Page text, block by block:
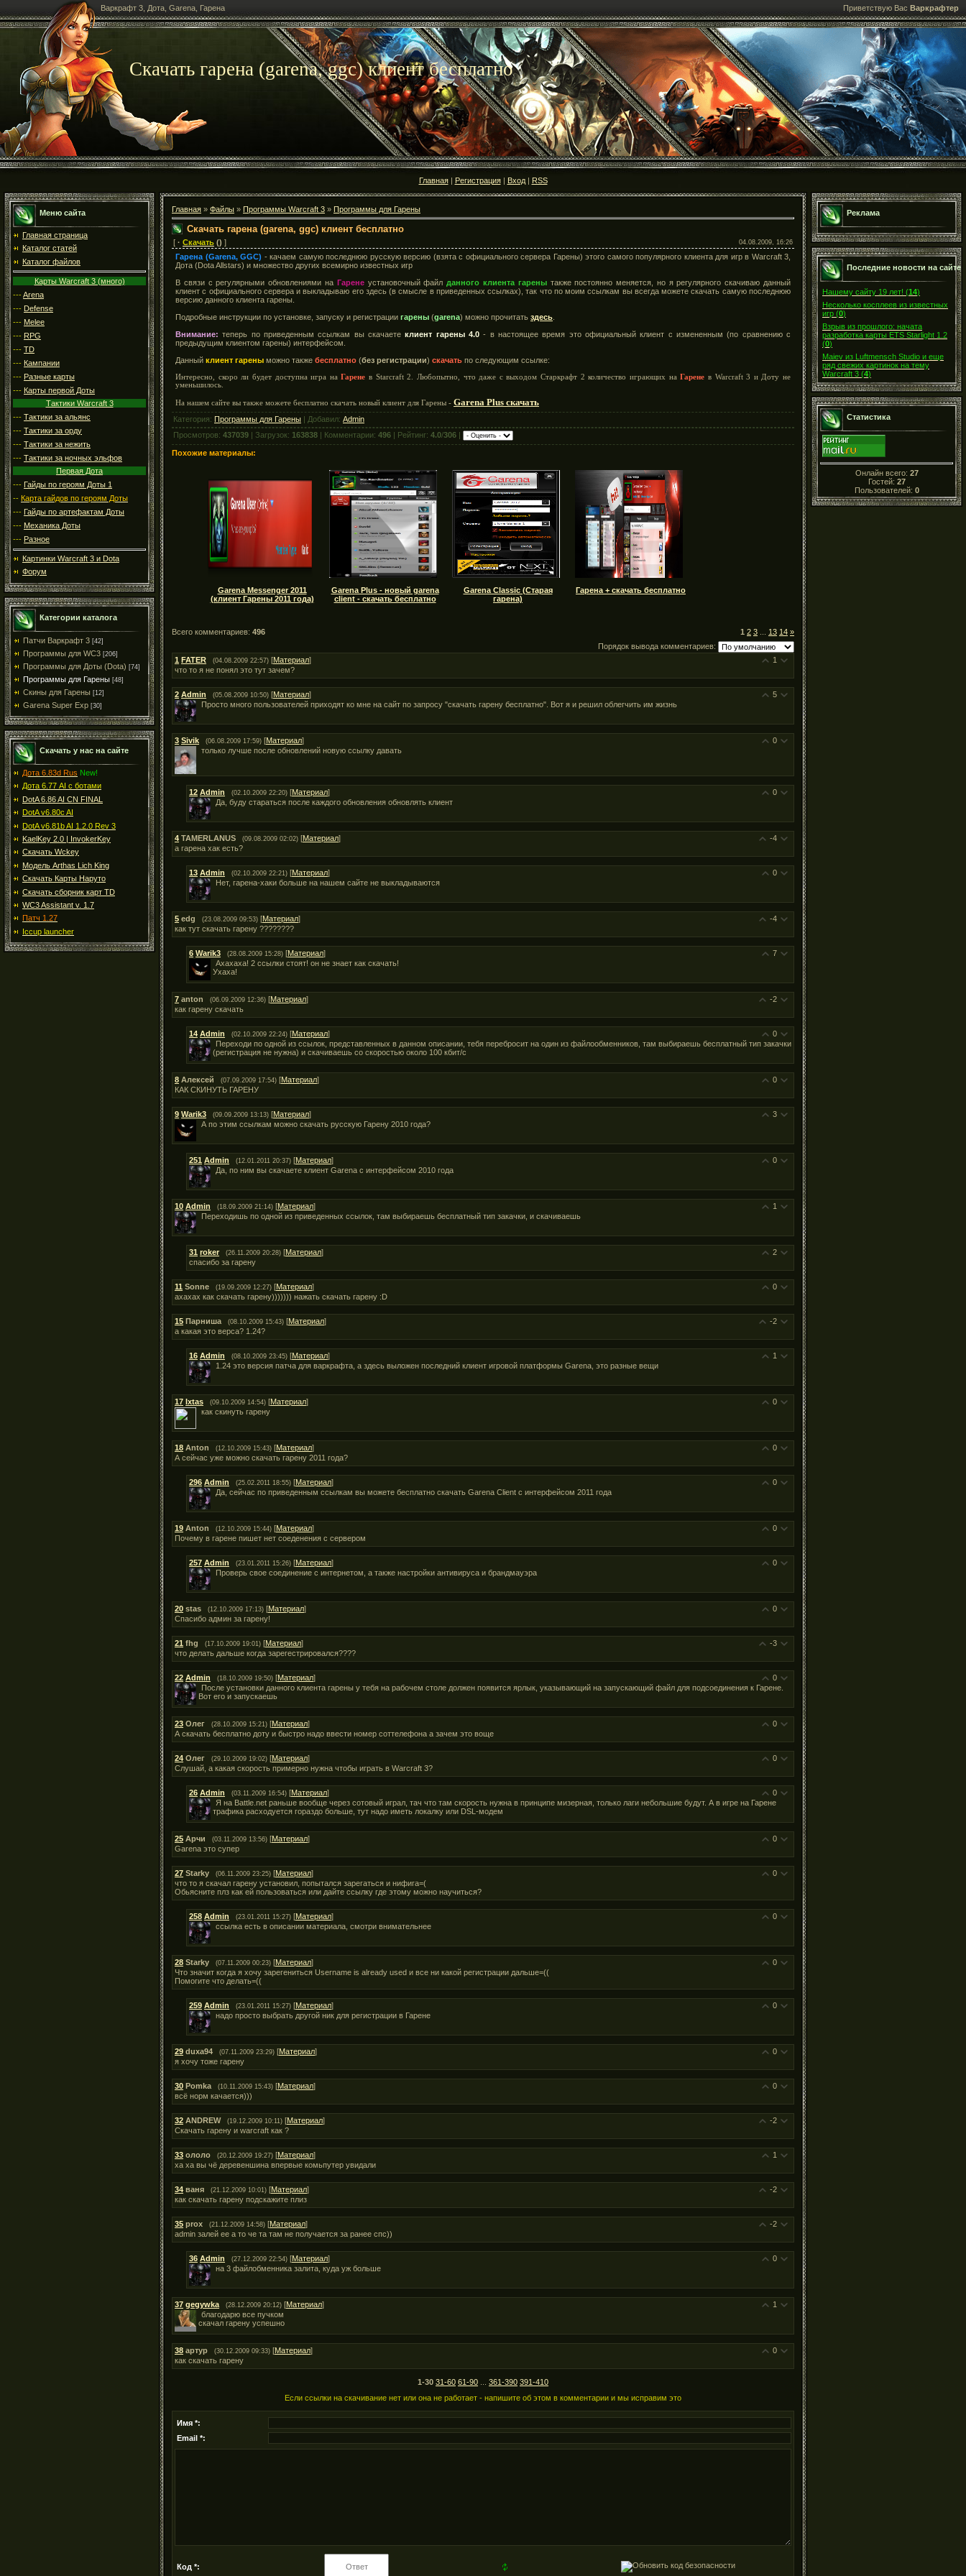
Варкрафт 3, Дота, Garena, Гарена Приветствую Вас Варкрафтер
Скачать гарена (garena, ggc) клиент бесплатно
Главная| Регистрация| Вход| RSS
Меню сайта
Главная страница
Каталог статей
Каталог файлов
Карты Warcraft 3 (много)
---Arena
--- Defense
--- Melee
--- RPG
--- TD
--- Кампании
--- Разные карты
--- Карты первой Доты
Тактики Warcraft 3
--- Тактики за альянс
--- Тактики за орду
--- Тактики за нежить
--- Тактики за ночных эльфов
Первая Дота
--- Гайды по героям Доты 1
-- Карта гайдов по героям Доты
--- Гайды по артефактам Доты
--- Механика Доты
--- Разное
Картинки Warcraft 3 и Dota
Форум
Категории каталога
Патчи Варкрафт 3 [42]
Программы для WC3 [206]
Программы для Доты (Dota) [74]
Программы для Гарены [48]
Скины для Гарены [12]
Garena Super Exp [30]
Скачать у нас на сайте
Дота 6.83d Rus New!
Дота 6.77 AI с ботами
DotA 6.86 AI CN FINAL
DotA v6.80c AI
DotA v6.81b AI 1.2.0 Rev 3
KaelKey 2.0 | InvokerKey
Скачать Wckey
Модель Arthas Lich King
Скачать Карты Наруто
Скачать сборник карт TD
WC3 Assistant v. 1.7
Патч 1.27
Iccup launcher
Главная » Файлы » Программы Warcraft 3 » Программы для Гарены
Скачать гарена (garena, ggc) клиент бесплатно
[ · Скачать () ] 04.08.2009, 16:26
Гарена (Garena, GGC) - качаем самую последнюю русскую версию (взята с официального сервера Гарены) этого самого популярного клиента для игр в Warcraft 3,
Дота (Dota Allstars) и множество других всемирно известных игр
В связи с регулярными обновлениями на Гаренеустановочный файл данного клиента гарены также постоянно меняется, но я регулярного скачиваю данный
клиент с официального сервера и выкладываю его здесь (в смысле в приведенных ссылках), так что по моим ссылкам вы всегда можете скачать самую последнюю
версию данного клиента гарены.
Подробные инструкции по установке, запуску и регистрации гарены (garena) можно прочитать здесь
Внимание: теперь по приведенным ссылкам вы скачаетеклиент гарены 4.0 - в настоящее время это официальный клиент с измененным (по сравнению с
предыдущим клиентом гарены) интерфейсом.
Данный клиент гарены можно также бесплатно (без регистрации) скачать по следующим ссылке:
Интересно, скоро ли будет доступна игра наГарене в Starcraft 2. Любопытно, что даже с выходом Старкрафт 2 количество играющих наГарене в Warcraft 3 и Доту не
уменьшилось.
На нашем сайте вы также можете бесплатно скачать новый клиент для Гарены - Garena Plus скачать
Категория: Программы для Гарены | Добавил: Admin
Просмотров: 437039 | Загрузок: 163838 | Комментарии: 496 | Рейтинг: 4.0/306 |
Похожие материалы:
Garena Messenger 2011
(клиент Гарены 2011 года)
Garena Plus - новый garena
client - скачать бесплатно
Garena Classic (Старая
гарена)
Гарена + скачать бесплатно
Всего комментариев: 496 1 2 3 13 14 »
Порядок вывода комментариев:
1
1 FATER (04.08.2009 22:57) [Материал]
что то я не понял это тут зачем?
5
2 Admin (05.08.2009 10:50) [Материал]
Просто много пользователей приходят ко мне на сайт по запросу "скачать гарену бесплатно". Вот я и решил облегчить им жизнь
0
3 Sivik (06.08.2009 17:59) [Материал]
только лучше после обновлений новую ссылку давать
0
12 Admin (02.10.2009 22:20) [Материал]
Да, буду стараться после каждого обновления обновлять клиент
-4
4 TAMERLANUS (09.08.2009 02:02) [Материал]
а гарена хак есть?
0
13 Admin (02.10.2009 22:21) [Материал]
Нет, гарена-хаки больше на нашем сайте не выкладываются
-4
5 edg (23.08.2009 09:53) [Материал]
как тут скачать гарену ????????
7
6 Warik3 (28.08.2009 15:28) [Материал]
Ахахаха! 2 ссылки стоят! он не знает как скачать!
Ухаха!
-2
7 anton (06.09.2009 12:36) [Материал]
как гарену скачать
0
14 Admin (02.10.2009 22:24) [Материал]
Переходи по одной из ссылок, представленных в данном описании, тебя перебросит на один из файлообменников, там выбираешь бесплатный тип закачки
(регистрация не нужна) и скачиваешь со скоростью около 100 кбит/с
0
8 Алексей (07.09.2009 17:54) [Материал]
КАК СКИНУТЬ ГАРЕНУ
3
9 Warik3 (09.09.2009 13:13) [Материал]
А по этим ссылкам можно скачать русскую Гарену 2010 года?
0
251 Admin (12.01.2011 20:37) [Материал]
Да, по ним вы скачаете клиент Garena с интерфейсом 2010 года
1
10 Admin (18.09.2009 21:14) [Материал]
Переходишь по одной из приведенных ссылок, там выбираешь бесплатный тип закачки, и скачиваешь
2
31 roker (26.11.2009 20:28) [Материал]
спасибо за гарену
0
11 Sonne (19.09.2009 12:27) [Материал]
ахахах как скачать гарену))))))) нажать скачать гарену :D
-2
15 Парниша (08.10.2009 15:43) [Материал]
а какая это верса? 1.24?
1
16 Admin (08.10.2009 23:45) [Материал]
1.24 это версия патча для варкрафта, а здесь выложен последний клиент игровой платформы Garena, это разные вещи
0
17 Ixtas (09.10.2009 14:54) [Материал]
как скинуть гарену
0
18 Anton (12.10.2009 15:43) [Материал]
А сейчас уже можно скачать гарену 2011 года?
0
296 Admin (25.02.2011 18:55) [Материал]
Да, сейчас по приведенным ссылкам вы можете бесплатно скачать Garena Client с интерфейсом 2011 года
0
19 Anton (12.10.2009 15:44) [Материал]
Почему в гарене пишет нет соеденения с сервером
0
257 Admin (23.01.2011 15:26) [Материал]
Проверь свое соединение с интернетом, а также настройки антивируса и брандмауэра
0
20 stas (12.10.2009 17:13) [Материал]
Спасибо админ за гарену!
-3
21 fhg (17.10.2009 19:01) [Материал]
что делать дальше когда зарегестрировался????
0
22 Admin (18.10.2009 19:50) [Материал]
После установки данного клиента гарены у тебя на рабочем столе должен появится ярлык, указывающий на запускающий файл для подсоединения к Гарене.
Вот его и запускаешь
0
23 Олег (28.10.2009 15:21) [Материал]
А скачать бесплатно доту и быстро надо ввести номер соттелефона а зачем это воще
0
24 Олег (29.10.2009 19:02) [Материал]
Слушай, а какая скорость примерно нужна чтобы играть в Warcraft 3?
0
26 Admin (03.11.2009 16:54) [Материал]
Я на Battle.net раньше вообще через сотовый играл, тач что там скорость нужна в принципе мизерная, только лаги небольшие будут. А в игре на Гарене
трафика расходуется гораздо больше, тут надо иметь локалку или DSL-модем
0
25 Арчи (03.11.2009 13:56) [Материал]
Garena это супер
0
27 Starky (06.11.2009 23:25) [Материал]
что то я скачал гарену установил, попытался зарегаться и нифига=(
Обьясните плз как ей пользоваться или дайте ссылку где этому можно научиться?
0
258 Admin (23.01.2011 15:27) [Материал]
ссылка есть в описании материала, смотри внимательнее
0
28 Starky (07.11.2009 00:23) [Материал]
Что значит когда я хочу зарегениться Username is already used и все ни какой регистрации дальше=((
Помогите что делать=((
0
259 Admin (23.01.2011 15:27) [Материал]
надо просто выбрать другой ник для регистрации в Гарене
0
29 duxa94 (07.11.2009 23:29) [Материал]
я хочу тоже гарену
0
30 Pomka (10.11.2009 15:43) [Материал]
всё норм качается)))
-2
32 ANDREW (19.12.2009 10:11) [Материал]
Скачать гарену и warcraft как ?
1
33 ололо (20.12.2009 19:27) [Материал]
ха ха вы чё деревеншина впервые комьпутер увидали
-2
34 ваня (21.12.2009 10:01) [Материал]
как скачать гарену подскажите плиз
-2
35 prox (21.12.2009 14:58) [Материал]
admin залей ее а то че та там не получается за ранее спс))
0
36 Admin (27.12.2009 22:54) [Материал]
на 3 файлобменника залита, куда уж больше
1
37 gegywka (28.12.2009 20:12) [Материал]
благодарю все пучком
скачал гарену успешно
0
38 артур (30.12.2009 09:33) [Материал]
как скачать гарену
1-30 31-60 61-90 361-390 391-410
Если ссылки на скачивание нет или она не работает - напишите об этом в комментарии и мы исправим это
Имя *:
Email *:
Код *:
Реклама
Последние новости на сайте
Нашему сайту 19 лет! (14)
Несколько косплеев из известных
игр (0)
Взрыв из прошлого: начата
разработка карты ETS Starlight 1.2
(0)
Maiev из Luftmensch Studio и еще
ряд свежих картинок на тему
Warcraft 3 (4)
Статистика
Онлайн всего: 27
Гостей: 27
Пользователей: 0